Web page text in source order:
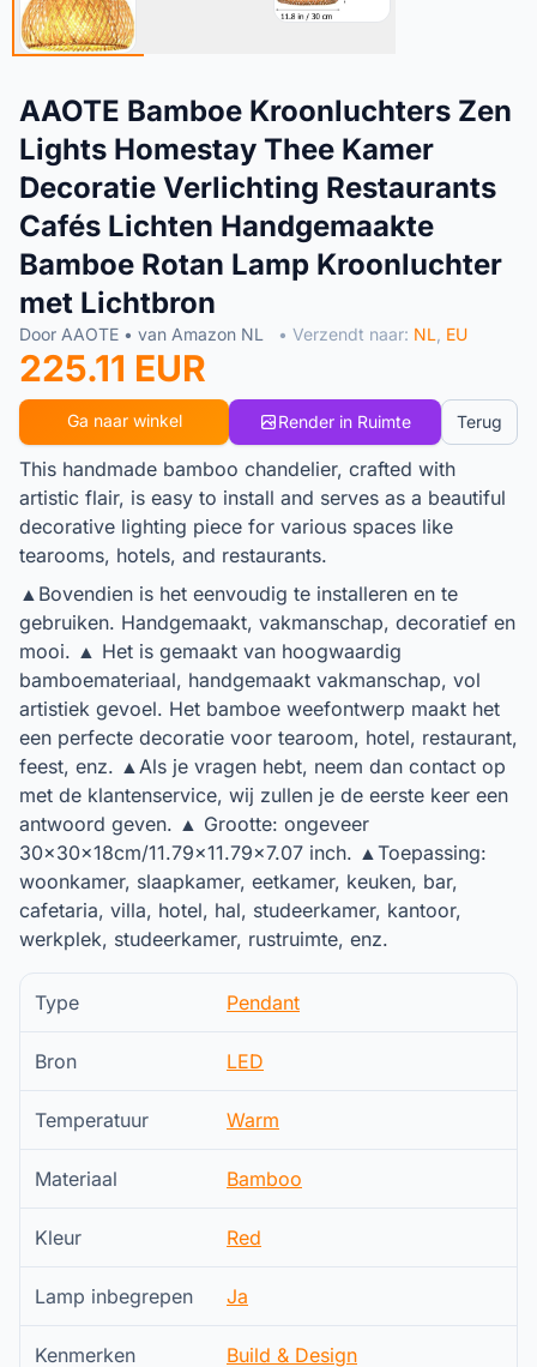
AAOTE Bamboe Kroonluchters Zen
Lights Homestay Thee Kamer
Decoratie Verlichting Restaurants
Cafés Lichten Handgemaakte
Bamboe Rotan Lamp Kroonluchter
met Lichtbron
Door AAOTE • van Amazon NL • Verzendt naar: NL, EU
225.11 EUR
Ga naar winkel Render in Ruimte Terug
This handmade bamboo chandelier, crafted with
artistic flair, is easy to install and serves as a beautiful
decorative lighting piece for various spaces like
tearooms, hotels, and restaurants.
▲Bovendien is het eenvoudig te installeren en te
gebruiken. Handgemaakt, vakmanschap, decoratief en
mooi. ▲ Het is gemaakt van hoogwaardig
bamboemateriaal, handgemaakt vakmanschap, vol
artistiek gevoel. Het bamboe weefontwerp maakt het
een perfecte decoratie voor tearoom, hotel, restaurant,
feest, enz. ▲Als je vragen hebt, neem dan contact op
met de klantenservice, wij zullen je de eerste keer een
antwoord geven. ▲ Grootte: ongeveer
30x30x18cm/11.79x11.79x7.07 inch. ▲Toepassing:
woonkamer, slaapkamer, eetkamer, keuken, bar,
cafetaria, villa, hotel, hal, studeerkamer, kantoor,
werkplek, studeerkamer, rustruimte, enz.
Type Pendant
Bron LED
Temperatuur Warm
Materiaal Bamboo
Kleur Red
Lamp inbegrepen Ja
Kenmerken Build & Design